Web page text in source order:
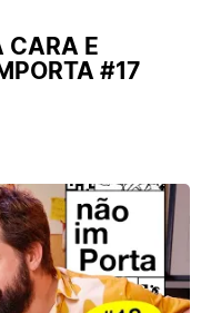
CARA E
#17